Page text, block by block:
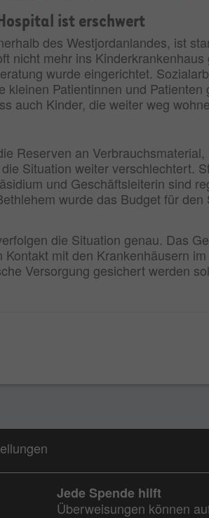
ist erschwert
des Westjordanlandes, ist
nicht mehr ins
wurde eingerichtet.
kleinen Patientinnen und
auch Kinder, die weiter weg
Reserven an
Situation weiter verschlechtert.
und Geschäftsleiterin sind
wurde das Budget für
die Situation genau. Das
mit den Krankenhäusern
Versorgung gesichert werden
Jede Spende hilft
Überweisungen können